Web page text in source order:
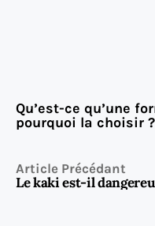
Qu’est-ce qu’une
pourquoi la choisir ?
Article Précédant